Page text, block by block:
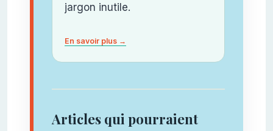
jargon inutile.
En savoir plus →
Articles qui pourraient